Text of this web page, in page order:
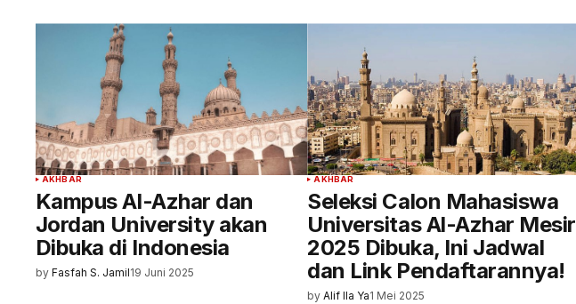
AKHBAR
Kampus Al-Azhar dan
Jordan University akan
Dibuka di Indonesia
by Fasfah S. Jamil19 Juni 2025
AKHBAR
Seleksi Calon Mahasiswa
Universitas Al-Azhar Mesir
2025 Dibuka, Ini Jadwal
dan Link Pendaftarannya!
by Alif Ila Ya1 Mei 2025